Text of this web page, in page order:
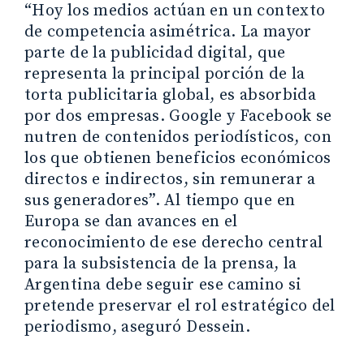
“Hoy los medios actúan en un contexto
de competencia asimétrica. La mayor
parte de la publicidad digital, que
representa la principal porción de la
torta publicitaria global, es absorbida
por dos empresas. Google y Facebook se
nutren de contenidos periodísticos, con
los que obtienen beneficios económicos
directos e indirectos, sin remunerar a
sus generadores”. Al tiempo que en
Europa se dan avances en el
reconocimiento de ese derecho central
para la subsistencia de la prensa, la
Argentina debe seguir ese camino si
pretende preservar el rol estratégico del
periodismo, aseguró Dessein.